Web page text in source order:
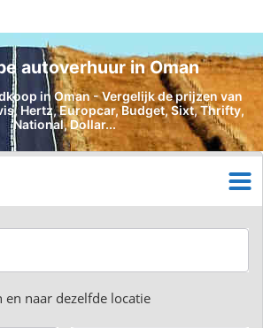
autoverhuur in Oman
in Oman - Vergelijk de prijzen van
Hertz, Europcar, Budget, Sixt, Thrifty,
National, Dollar...
en naar dezelfde locatie